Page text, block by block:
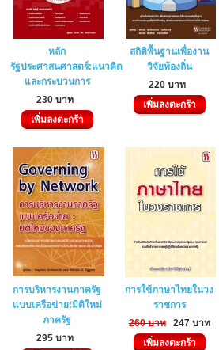
หลัก
รัฐประศาสนศาสตร์:แนวคิด
และกระบวนการ
230 บาท
เพิ่มลงตะกร้า
สถิติพื้นฐานเพื่องาน
วิจัยท้องถิ่น
220 บาท
เพิ่มลงตะกร้า
การบริหารงานภาครัฐ
แบบเครือข่าย:มิติใหม่
ภาครัฐ
295 บาท
การใช้ภาษาไทยในวง
ราชการ
260 บาท
247 บาท
เพิ่มลงตะกร้า